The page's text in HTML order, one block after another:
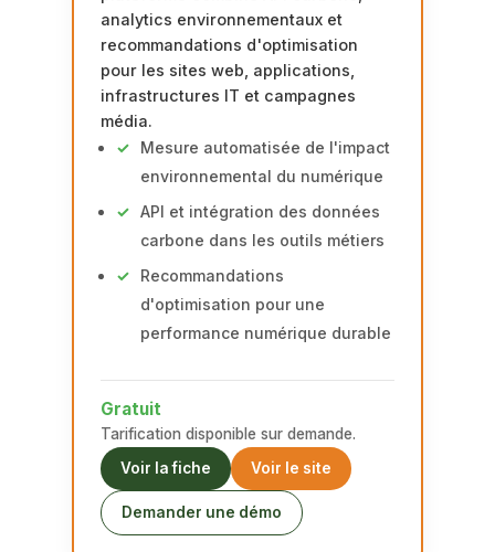
analytics environnementaux et
recommandations d'optimisation
pour les sites web, applications,
infrastructures IT et campagnes
média.
Mesure automatisée de l'impact
environnemental du numérique
API et intégration des données
carbone dans les outils métiers
Recommandations
d'optimisation pour une
performance numérique durable
Gratuit
Tarification disponible sur demande.
Voir la fiche
Voir le site
Demander une démo